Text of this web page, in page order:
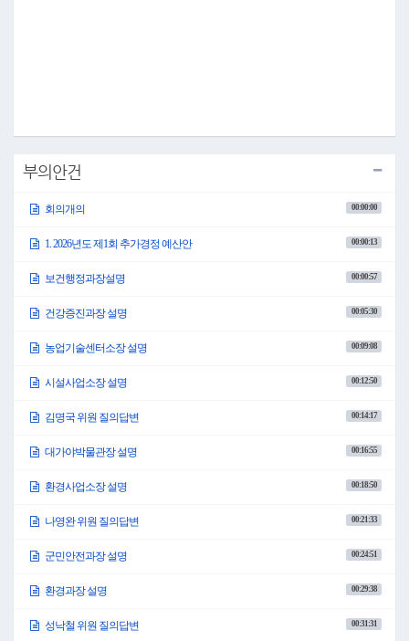
부의안건
회의개의 00:00:00
1. 2026년도 제1회 추가경정 예산안 00:00:13
보건행정과장설명 00:00:57
건강증진과장 설명 00:05:30
농업기술센터소장 설명 00:09:08
시설사업소장 설명 00:12:50
김명국 위원 질의답변 00:14:17
대가야박물관장 설명 00:16:55
환경사업소장 설명 00:18:50
나영완 위원 질의답변 00:21:33
군민안전과장 설명 00:24:51
환경과장 설명 00:29:38
성낙철 위원 질의답변 00:31:31